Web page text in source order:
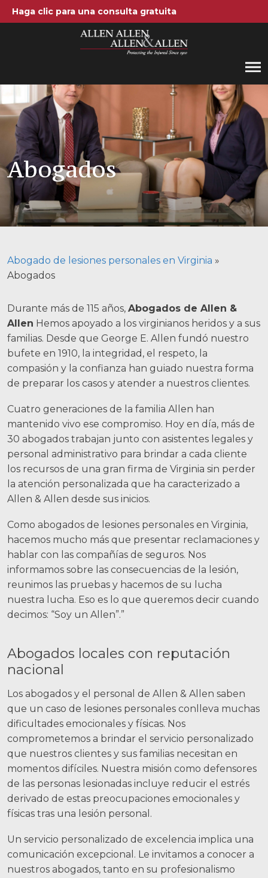
Haga clic para una consulta gratuita
Allen, Allen, Allen y Allen, PC
Llamenos al 1-866-388-1307
Areas de práctica
Accidentes automovilísticos
Accidentes de camiones
Compensación de trabajadores
Negligencia médica
Lesiones Cerebrales
Accidentes de motocicleta
Abuso y negligencia en hogares de
ancianos
Más...
Resultados de casos
Abogados
Participación de la comunidad
Testimonios
Recursos
Blog
Noticias
Videos
Ubicaciones
Charlottesville, VA
Fredericksburg, VA
Stafford, VA
Petersburg, VA
Mechanicsville, VA
Contáctenos
English
Abogados
Abogado de lesiones personales en Virginia »
Abogados
Durante más de 115 años, Abogados de Allen &
Allen Hemos apoyado a los virginianos heridos y a sus
familias. Desde que George E. Allen fundó nuestro
bufete en 1910, la integridad, el respeto, la
compasión y la confianza han guiado nuestra forma
de preparar los casos y atender a nuestros clientes.
Cuatro generaciones de la familia Allen han
mantenido vivo ese compromiso. Hoy en día, más de
30 abogados trabajan junto con asistentes legales y
personal administrativo para brindar a cada cliente
los recursos de una gran firma de Virginia sin perder
la atención personalizada que ha caracterizado a
Allen & Allen desde sus inicios.
Como abogados de lesiones personales en Virginia,
hacemos mucho más que presentar reclamaciones y
hablar con las compañías de seguros. Nos
informamos sobre las consecuencias de la lesión,
reunimos las pruebas y hacemos de su lucha
nuestra lucha. Eso es lo que queremos decir cuando
decimos: “Soy un Allen”.”
Abogados locales con reputación
nacional
Los abogados y el personal de Allen & Allen saben
que un caso de lesiones personales conlleva muchas
dificultades emocionales y físicas. Nos
comprometemos a brindar el servicio personalizado
que nuestros clientes y sus familias necesitan en
momentos difíciles. Nuestra misión como defensores
de las personas lesionadas incluye reducir el estrés
derivado de estas preocupaciones emocionales y
físicas tras una lesión personal.
Un servicio personalizado de excelencia implica una
comunicación excepcional. Le invitamos a conocer a
nuestros abogados, tanto en su profesionalismo